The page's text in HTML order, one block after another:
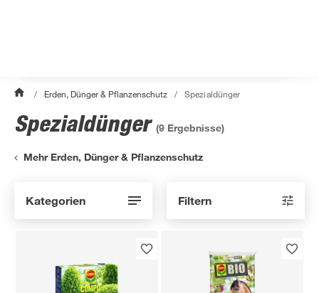
/ Erden, Dünger & Pflanzenschutz / Spezialdünger
Spezialdünger (9 Ergebnisse)
Mehr Erden, Dünger & Pflanzenschutz
Kategorien Filtern